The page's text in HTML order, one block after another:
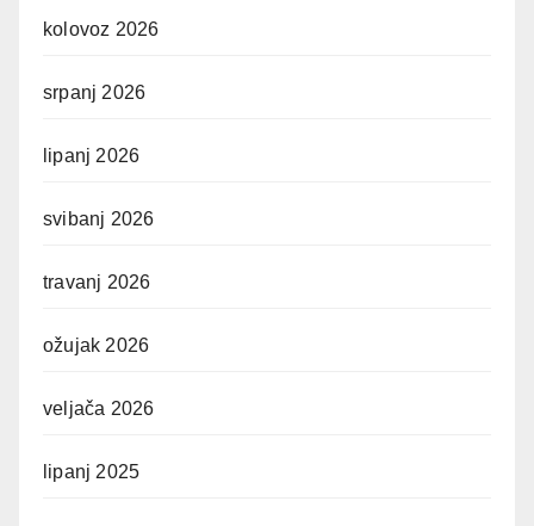
kolovoz 2026
srpanj 2026
lipanj 2026
svibanj 2026
travanj 2026
ožujak 2026
veljača 2026
lipanj 2025